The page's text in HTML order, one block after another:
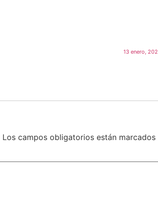
13 enero,
Los campos obligatorios están marcados